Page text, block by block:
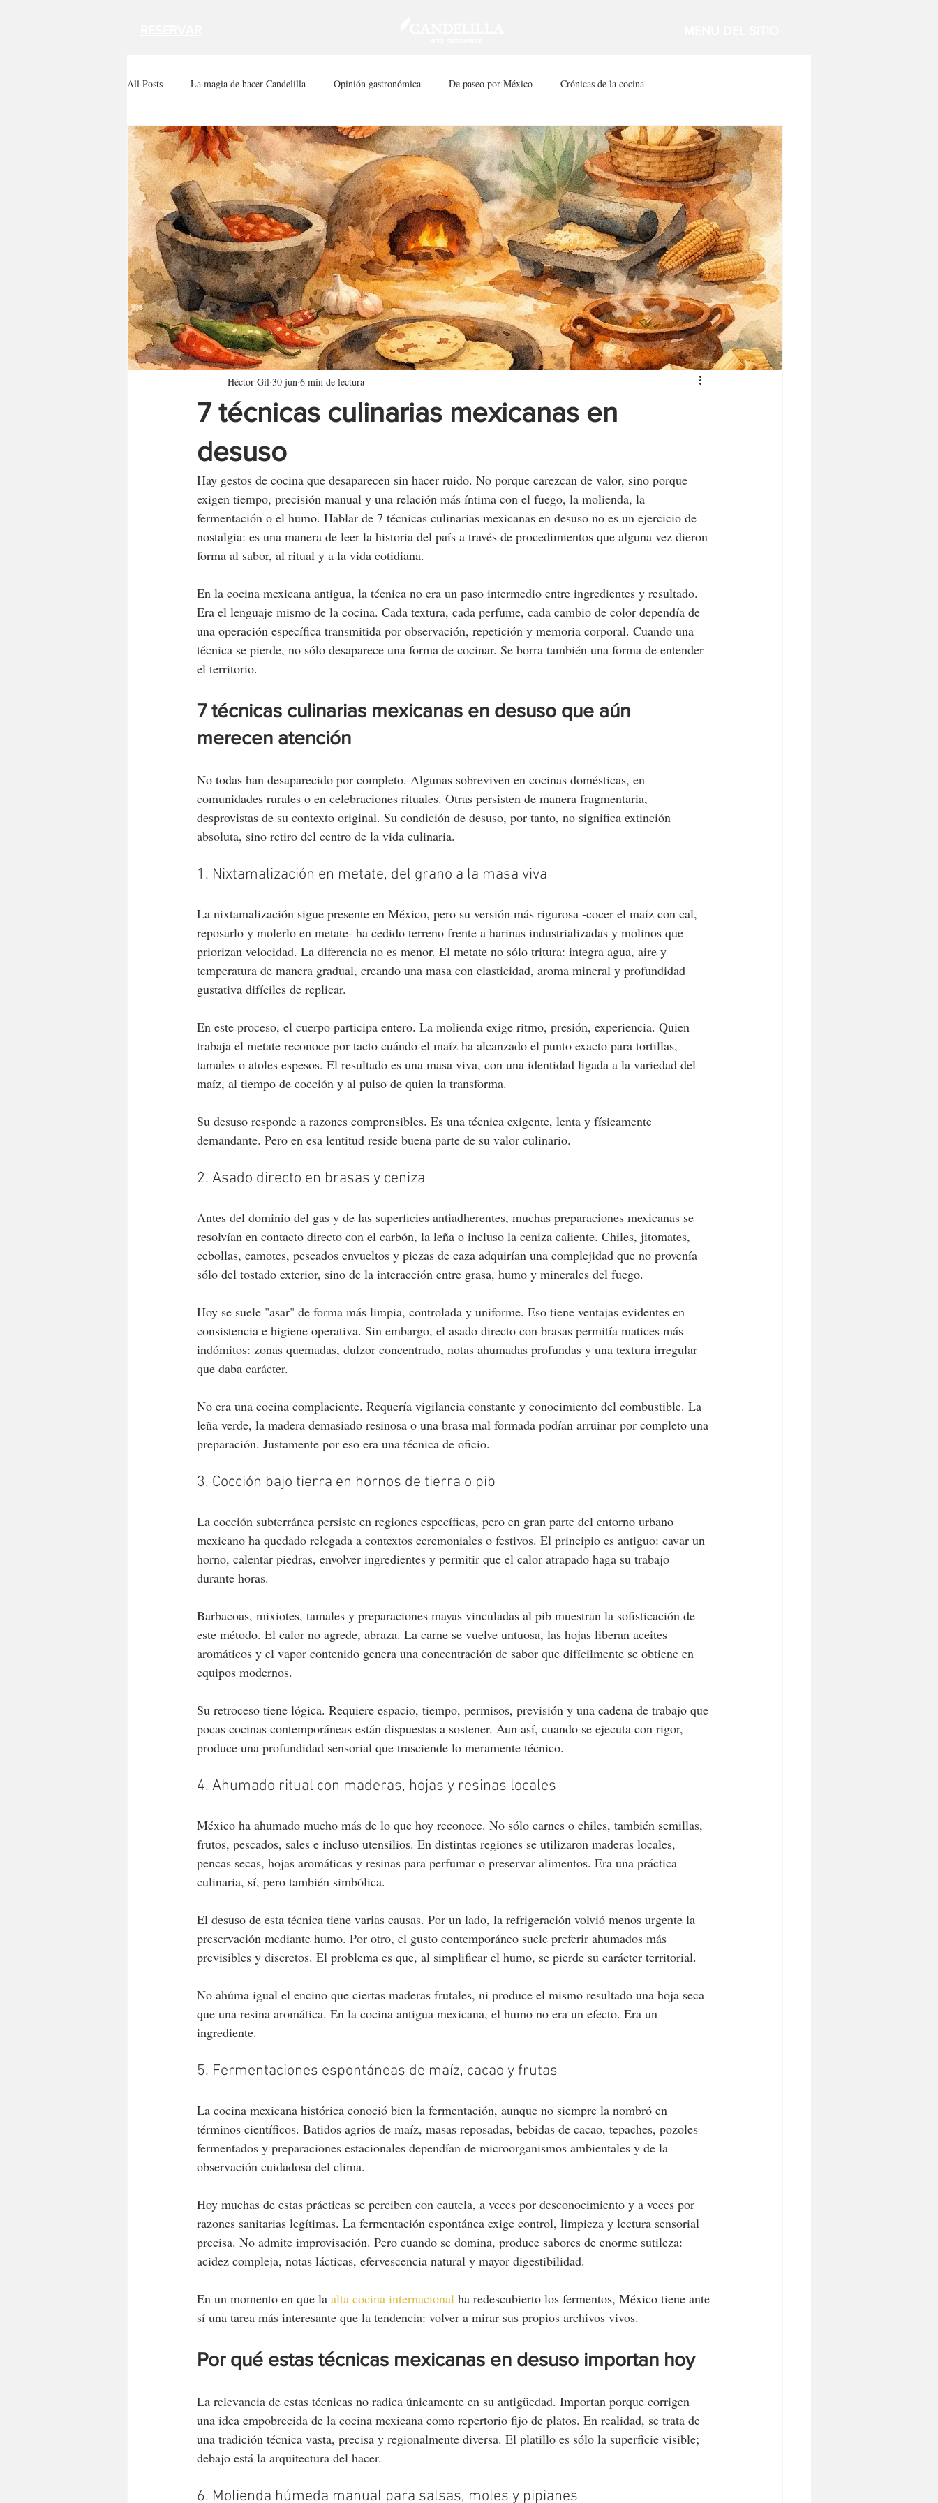
All Posts La magia de hacer Candelilla Opinión gastronómica De paseo por México Crónicas de la cocina
Temas de cocina mexicana
7 técnicas culinarias mexicanas en
desuso
Héctor Gil 30 jun 6 min de lectura
Hay gestos de cocina que desaparecen sin hacer ruido. No porque carezcan de valor, sino porque
exigen tiempo, precisión manual y una relación más íntima con el fuego, la molienda, la
fermentación o el humo. Hablar de 7 técnicas culinarias mexicanas en desuso no es un ejercicio de
nostalgia: es una manera de leer la historia del país a través de procedimientos que alguna vez dieron
forma al sabor, al ritual y a la vida cotidiana.
En la cocina mexicana antigua, la técnica no era un paso intermedio entre ingredientes y resultado.
Era el lenguaje mismo de la cocina. Cada textura, cada perfume, cada cambio de color dependía de
una operación específica transmitida por observación, repetición y memoria corporal. Cuando una
técnica se pierde, no sólo desaparece una forma de cocinar. Se borra también una forma de entender
el territorio.
7 técnicas culinarias mexicanas en desuso que aún
merecen atención
No todas han desaparecido por completo. Algunas sobreviven en cocinas domésticas, en
comunidades rurales o en celebraciones rituales. Otras persisten de manera fragmentaria,
desprovistas de su contexto original. Su condición de desuso, por tanto, no significa extinción
absoluta, sino retiro del centro de la vida culinaria.
1. Nixtamalización en metate, del grano a la masa viva
La nixtamalización sigue presente en México, pero su versión más rigurosa -cocer el maíz con cal,
reposarlo y molerlo en metate- ha cedido terreno frente a harinas industrializadas y molinos que
priorizan velocidad. La diferencia no es menor. El metate no sólo tritura: integra agua, aire y
temperatura de manera gradual, creando una masa con elasticidad, aroma mineral y profundidad
gustativa difíciles de replicar.
En este proceso, el cuerpo participa entero. La molienda exige ritmo, presión, experiencia. Quien
trabaja el metate reconoce por tacto cuándo el maíz ha alcanzado el punto exacto para tortillas,
tamales o atoles espesos. El resultado es una masa viva, con una identidad ligada a la variedad del
maíz, al tiempo de cocción y al pulso de quien la transforma.
Su desuso responde a razones comprensibles. Es una técnica exigente, lenta y físicamente
demandante. Pero en esa lentitud reside buena parte de su valor culinario.
2. Asado directo en brasas y ceniza
Antes del dominio del gas y de las superficies antiadherentes, muchas preparaciones mexicanas se
resolvían en contacto directo con el carbón, la leña o incluso la ceniza caliente. Chiles, jitomates,
cebollas, camotes, pescados envueltos y piezas de caza adquirían una complejidad que no provenía
sólo del tostado exterior, sino de la interacción entre grasa, humo y minerales del fuego.
Hoy se suele "asar" de forma más limpia, controlada y uniforme. Eso tiene ventajas evidentes en
consistencia e higiene operativa. Sin embargo, el asado directo con brasas permitía matices más
indómitos: zonas quemadas, dulzor concentrado, notas ahumadas profundas y una textura irregular
que daba carácter.
No era una cocina complaciente. Requería vigilancia constante y conocimiento del combustible. La
leña verde, la madera demasiado resinosa o una brasa mal formada podían arruinar por completo una
preparación. Justamente por eso era una técnica de oficio.
3. Cocción bajo tierra en hornos de tierra o pib
La cocción subterránea persiste en regiones específicas, pero en gran parte del entorno urbano
mexicano ha quedado relegada a contextos ceremoniales o festivos. El principio es antiguo: cavar un
horno, calentar piedras, envolver ingredientes y permitir que el calor atrapado haga su trabajo
durante horas.
Barbacoas, mixiotes, tamales y preparaciones mayas vinculadas al pib muestran la sofisticación de
este método. El calor no agrede, abraza. La carne se vuelve untuosa, las hojas liberan aceites
aromáticos y el vapor contenido genera una concentración de sabor que difícilmente se obtiene en
equipos modernos.
Su retroceso tiene lógica. Requiere espacio, tiempo, permisos, previsión y una cadena de trabajo que
pocas cocinas contemporáneas están dispuestas a sostener. Aun así, cuando se ejecuta con rigor,
produce una profundidad sensorial que trasciende lo meramente técnico.
4. Ahumado ritual con maderas, hojas y resinas locales
México ha ahumado mucho más de lo que hoy reconoce. No sólo carnes o chiles, también semillas,
frutos, pescados, sales e incluso utensilios. En distintas regiones se utilizaron maderas locales,
pencas secas, hojas aromáticas y resinas para perfumar o preservar alimentos. Era una práctica
culinaria, sí, pero también simbólica.
El desuso de esta técnica tiene varias causas. Por un lado, la refrigeración volvió menos urgente la
preservación mediante humo. Por otro, el gusto contemporáneo suele preferir ahumados más
previsibles y discretos. El problema es que, al simplificar el humo, se pierde su carácter territorial.
No ahúma igual el encino que ciertas maderas frutales, ni produce el mismo resultado una hoja seca
que una resina aromática. En la cocina antigua mexicana, el humo no era un efecto. Era un
ingrediente.
5. Fermentaciones espontáneas de maíz, cacao y frutas
La cocina mexicana histórica conoció bien la fermentación, aunque no siempre la nombró en
términos científicos. Batidos agrios de maíz, masas reposadas, bebidas de cacao, tepaches, pozoles
fermentados y preparaciones estacionales dependían de microorganismos ambientales y de la
observación cuidadosa del clima.
Hoy muchas de estas prácticas se perciben con cautela, a veces por desconocimiento y a veces por
razones sanitarias legítimas. La fermentación espontánea exige control, limpieza y lectura sensorial
precisa. No admite improvisación. Pero cuando se domina, produce sabores de enorme sutileza:
acidez compleja, notas lácticas, efervescencia natural y mayor digestibilidad.
En un momento en que la alta cocina internacional ha redescubierto los fermentos, México tiene ante
sí una tarea más interesante que la tendencia: volver a mirar sus propios archivos vivos.
Por qué estas técnicas mexicanas en desuso importan hoy
La relevancia de estas técnicas no radica únicamente en su antigüedad. Importan porque corrigen
una idea empobrecida de la cocina mexicana como repertorio fijo de platos. En realidad, se trata de
una tradición técnica vasta, precisa y regionalmente diversa. El platillo es sólo la superficie visible;
debajo está la arquitectura del hacer.
6. Molienda húmeda manual para salsas, moles y pipianes